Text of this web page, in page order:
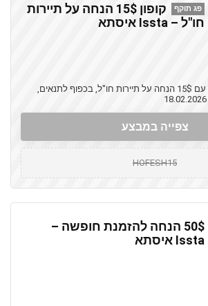
פג תוקף
קופון 15$ הנחה על תיירות
חו"ל – Issta איסתא
קוד קופון Issta איסתא עם 15$ הנחה על תיירות חו"ל, בכפוף לתנאים,
צפייה במבצע
HOFESH15
50$ הנחה להזמנת חופשה –
Issta איסתא